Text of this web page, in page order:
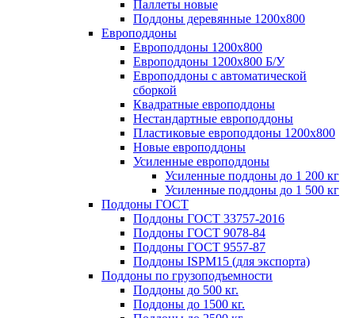
Паллеты новые
Поддоны деревянные 1200х800
Европоддоны
Европоддоны 1200х800
Европоддоны 1200х800 Б/У
Европоддоны с автоматической
сборкой
Квадратные европоддоны
Нестандартные европоддоны
Пластиковые европоддоны 1200х800
Новые европоддоны
Усиленные европоддоны
Усиленные поддоны до 1 200 кг
Усиленные поддоны до 1 500 кг
Поддоны ГОСТ
Поддоны ГОСТ 33757-2016
Поддоны ГОСТ 9078-84
Поддоны ГОСТ 9557-87
Поддоны ISPM15 (для экспорта)
Поддоны по грузоподъемности
Поддоны до 500 кг.
Поддоны до 1500 кг.